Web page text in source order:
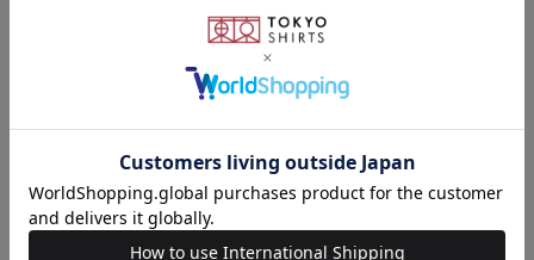
ポリエステル50% ナイロン50%